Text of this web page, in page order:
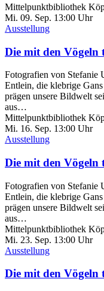
Mittelpunktbibliothek
Mi. 09. Sep. 13:00 Uhr
Ausstellung
Die mit den Vögeln
Fotografien von Stefanie
Entlein, die klebrige
prägen unsere Bildwelt
aus…
Mittelpunktbibliothek
Mi. 16. Sep. 13:00 Uhr
Ausstellung
Die mit den Vögeln
Fotografien von Stefanie
Entlein, die klebrige
prägen unsere Bildwelt
aus…
Mittelpunktbibliothek
Mi. 23. Sep. 13:00 Uhr
Ausstellung
Die mit den Vögeln